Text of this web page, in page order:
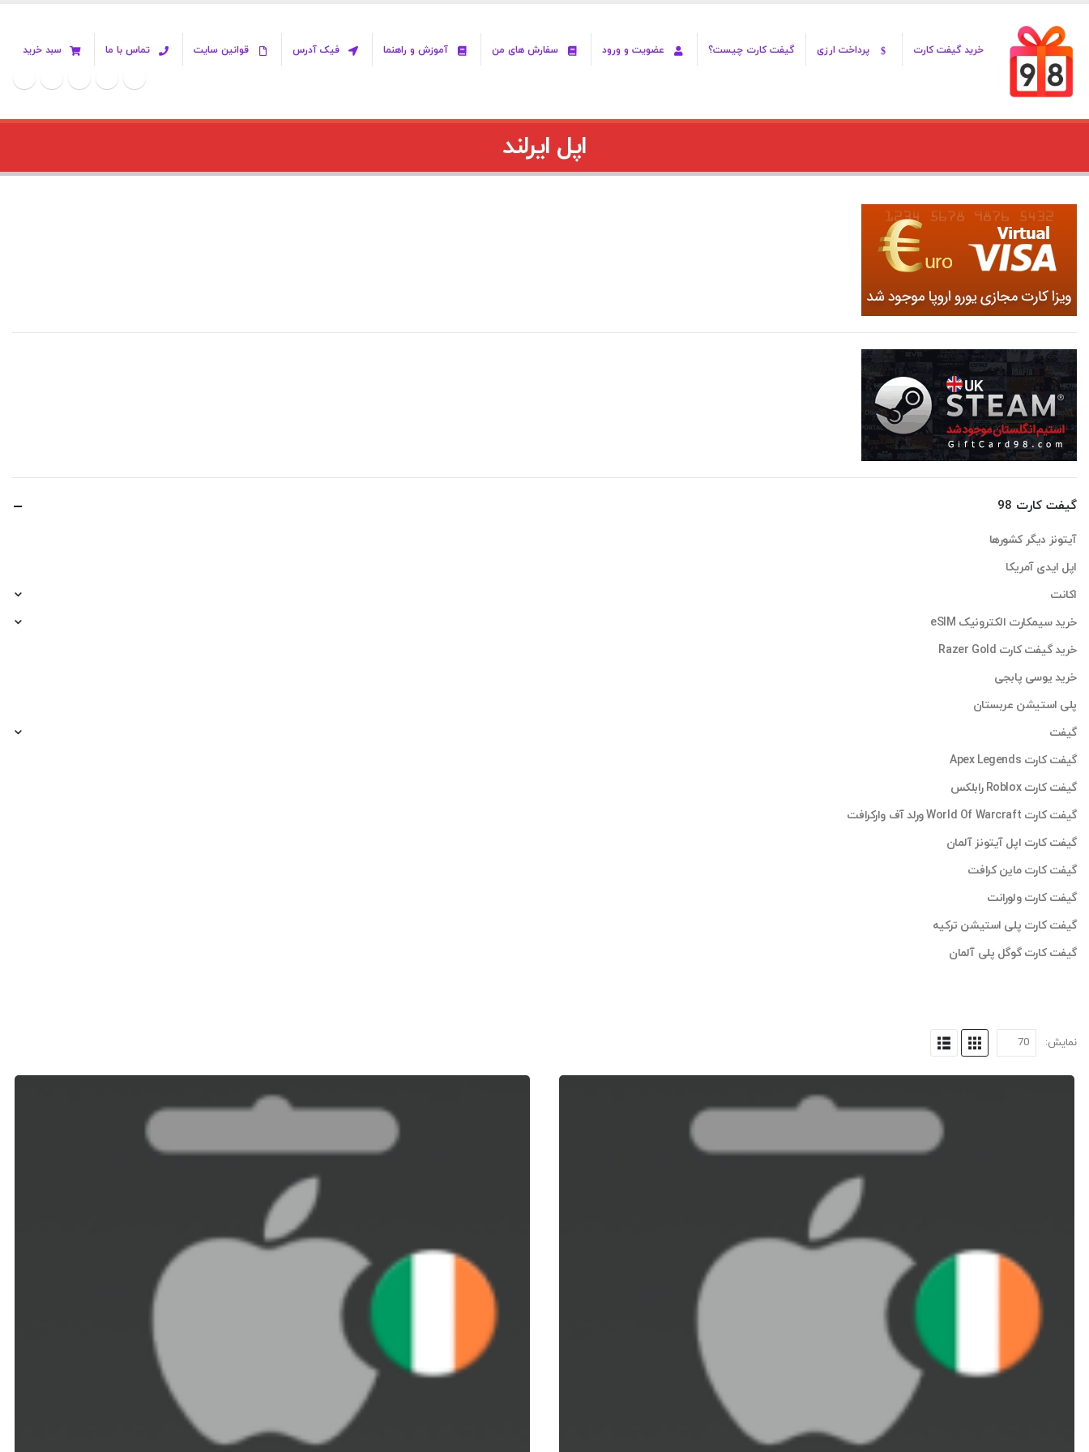
خرید گیفت کارت پرداخت ارزی گیفت کارت چیست؟ عضویت و ورود سفارش های من آموزش و راهنما فیک آدرس قوانین سایت تماس با ما سبد خرید
اپل ایرلند
نمایش:
گیفت کارت 98
آیتونز دیگر کشورها
اپل ایدی آمریکا
اکانت
خرید سیمکارت الکترونیک eSIM
خرید گیفت کارت Razer Gold
خرید یوسی پابجی
پلی استیشن عربستان
گیفت
گیفت کارت Apex Legends
گیفت کارت Roblox رابلکس
گیفت کارت World Of Warcraft ورلد آف وارکرافت
گیفت کارت اپل آیتونز آلمان
گیفت کارت ماین کرافت
گیفت کارت ولورانت
گیفت کارت پلی استیشن ترکیه
گیفت کارت گوگل پلی آلمان